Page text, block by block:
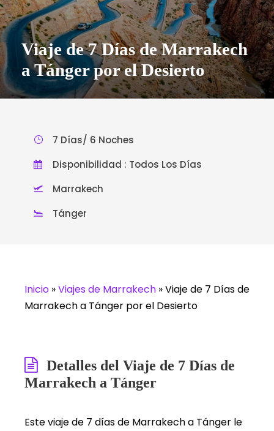
Viaje de 7 Días de Marrakech
a Tánger por el Desierto
7 Días/ 6 Noches
Disponibilidad : Todos Los Días
Marrakech
Tánger
Inicio »Viajes de Marrakech »Viaje de 7 Días de
Marrakech a Tánger por el Desierto
Detalles del Viaje de 7 Días de
Marrakech a Tánger
Este viaje de 7 días de Marrakech a Tánger le